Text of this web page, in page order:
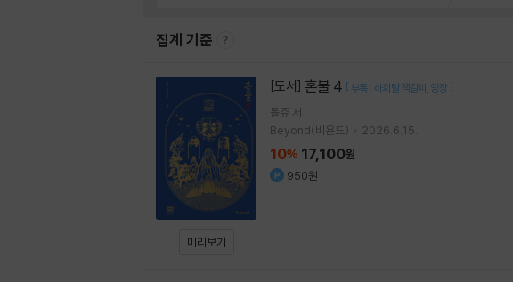
집계 기준
미리보기
[도서] 혼불 4 [ 부록 : 하회탈 책갈피 양장 ]
톨쥬 저
Beyond(비욘드)
2026.6.15.
10% 17,100원
950원